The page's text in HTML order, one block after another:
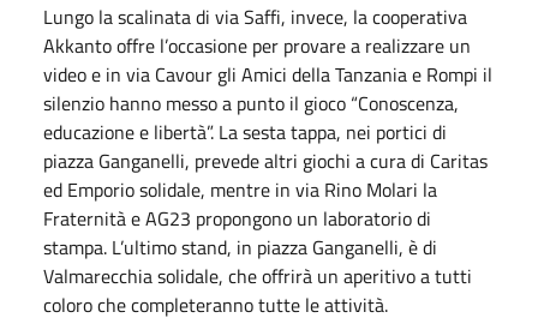
Lungo la scalinata di via Saffi, invece, la cooperativa
Akkanto offre l’occasione per provare a realizzare un
video e in via Cavour gli Amici della Tanzania e Rompi il
silenzio hanno messo a punto il gioco “Conoscenza,
educazione e libertà”. La sesta tappa, nei portici di
piazza Ganganelli, prevede altri giochi a cura di Caritas
ed Emporio solidale, mentre in via Rino Molari la
Fraternità e AG23 propongono un laboratorio di
stampa. L’ultimo stand, in piazza Ganganelli, è di
Valmarecchia solidale, che offrirà un aperitivo a tutti
coloro che completeranno tutte le attività.